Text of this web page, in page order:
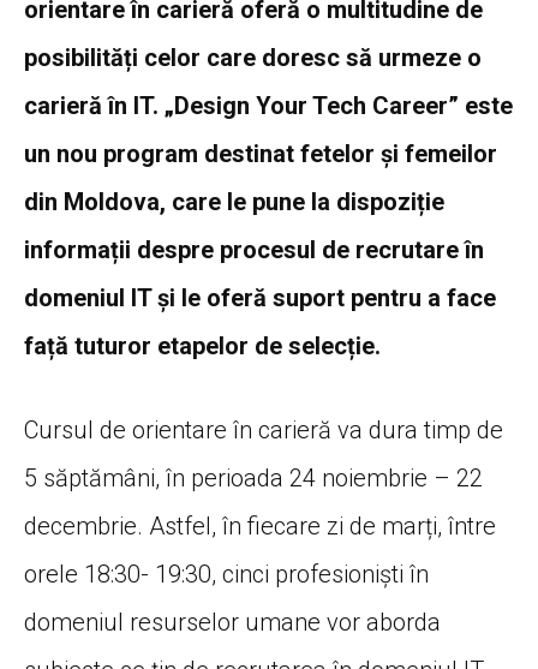
orientare în carieră oferă o multitudine de
posibilități celor care doresc să urmeze o
carieră în IT. „Design Your Tech Career” este
un nou program destinat fetelor și femeilor
din Moldova, care le pune la dispoziție
informații despre procesul de recrutare în
domeniul IT și le oferă suport pentru a face
față tuturor etapelor de selecție.
Cursul de orientare în carieră va dura timp de
5 săptămâni, în perioada 24 noiembrie – 22
decembrie. Astfel, în fiecare zi de marți, între
orele 18:30- 19:30, cinci profesioniști în
domeniul resurselor umane vor aborda